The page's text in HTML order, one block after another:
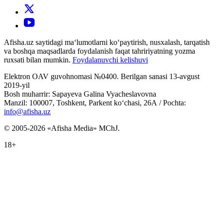
Afisha.uz saytidagi ma‘lumotlarni ko‘paytirish, nusxalash, tarqatish
va boshqa maqsadlarda foydalanish faqat tahririyatning yozma
ruxsati bilan mumkin. Foydalanuvchi kelishuvi
Elektron OAV guvohnomasi №0400. Berilgan sanasi 13-avgust
2019-yil
Bosh muharrir: Sapayeva Galina Vyacheslavovna
Manzil: 100007, Toshkent, Parkent ko‘chasi, 26А / Pochta:
info@afisha.uz
© 2005-2026 «Afisha Media» MChJ.
18+